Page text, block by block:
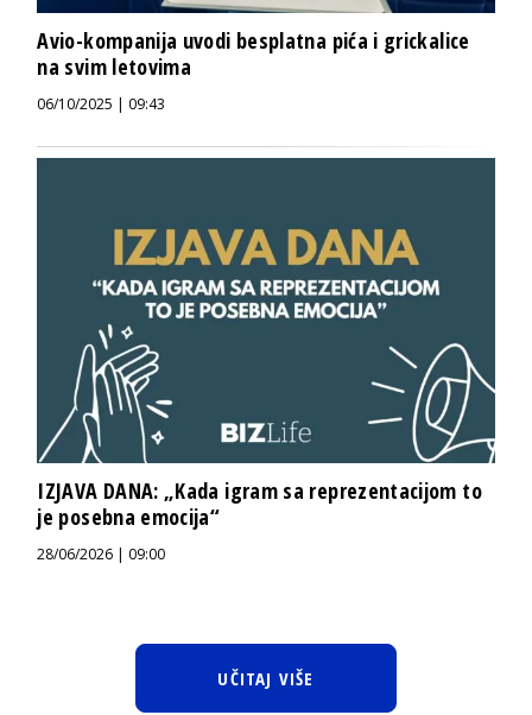
Avio-kompanija uvodi besplatna pića i grickalice
na svim letovima
06/10/2025 | 09:43
IZJAVA DANA: „Kada igram sa reprezentacijom to
je posebna emocija“
28/06/2026 | 09:00
UČITAJ VIŠE